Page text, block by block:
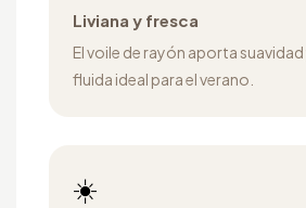
Liviana y fresca
El voile de rayón aporta suavidad
fluida ideal para el verano.
☀️